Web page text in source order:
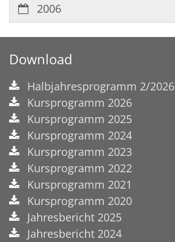
2006
Download
Halbjahresprogramm 2/2026
Kursprogramm 2026
Kursprogramm 2025
Kursprogramm 2024
Kursprogramm 2023
Kursprogramm 2022
Kursprogramm 2021
Kursprogramm 2020
Jahresbericht 2025
Jahresbericht 2024